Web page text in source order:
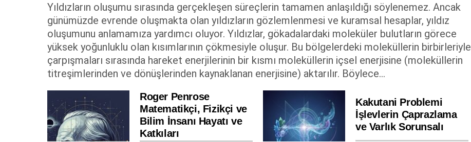
Yıldızların oluşumu sırasında gerçekleşen süreçlerin tamamen anlaşıldığı söylenemez. Ancak
günümüzde evrende oluşmakta olan yıldızların gözlemlenmesi ve kuramsal hesaplar, yıldız
oluşumunu anlamamıza yardımcı oluyor. Yıldızlar, gökadalardaki moleküler bulutların görece
yüksek yoğunluklu olan kısımlarının çökmesiyle oluşur. Bu bölgelerdeki moleküllerin birbirleriyle
çarpışmaları sırasında hareket enerjilerinin bir kısmı moleküllerin içsel enerjisine (moleküllerin
titreşimlerinden ve dönüşlerinden kaynaklanan enerjisine) aktarılır. Böylece...
Roger Penrose
Matematikçi, Fizikçi ve
Bilim İnsanı Hayatı ve
Katkıları
Kakutani Problemi
İşlevlerin Çaprazlama
ve Varlık Sorunsalı